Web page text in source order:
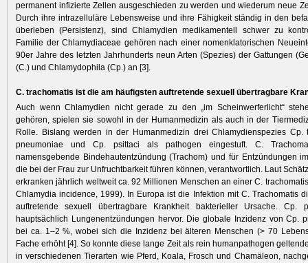
permanent infizierte Zellen ausgeschieden zu werden und wiederum neue
Durch ihre intrazelluläre Lebensweise und ihre Fähigkeit ständig in den
überleben (Persistenz), sind Chlamydien medikamentell schwer zu
Familie der Chlamydiaceae gehören nach einer nomenklatorischen
90er Jahre des letzten Jahrhunderts neun Arten (Spezies) der Gattungen
(C.) und Chlamydophila (Cp.) an [3].
C. trachomatis ist die am häufigsten auftretende sexuell übertragbare
Auch wenn Chlamydien nicht gerade zu den „im Scheinwerferlicht“
gehören, spielen sie sowohl in der Humanmedizin als auch in der
Rolle. Bislang werden in der Humanmedizin drei Chlamydienspezies Cp.
pneumoniae und Cp. psittaci als pathogen eingestuft. C.
namensgebende Bindehautentzündung (Trachom) und für Entzündungen
die bei der Frau zur Unfruchtbarkeit führen können, verantwortlich. Laut
erkranken jährlich weltweit ca. 92 Millionen Menschen an einer C.
Chlamydia incidence, 1999). In Europa ist die Infektion mit C. Trachomatis
auftretende sexuell übertragbare Krankheit bakterieller Ursache. Cp.
hauptsächlich Lungenentzündungen hervor. Die globale Inzidenz von Cp.
bei ca. 1–2 %, wobei sich die Inzidenz bei älteren Menschen (> 70
Fache erhöht [4]. So konnte diese lange Zeit als rein humanpathogen
in verschiedenen Tierarten wie Pferd, Koala, Frosch und Chamäleon,